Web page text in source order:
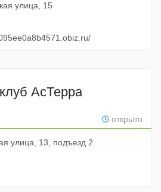
улица, 15
АсТерра
открыто
улица, 13, подъезд 2